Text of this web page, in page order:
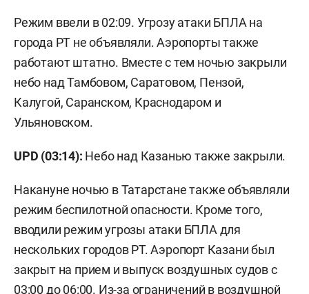
Режим ввели в 02:09. Угрозу атаки БПЛА на
города РТ не объявляли. Аэропорты также
работают штатно. Вместе с тем ночью закрыли
небо над Тамбовом, Саратовом, Пензой,
Калугой, Саранском, Краснодаром и
Ульяновском.
UPD (03:14): Небо над Казанью также закрыли.
Накануне ночью в Татарстане также объявляли
режим беспилотной опасности. Кроме того,
вводили режим угрозы атаки БПЛА для
нескольких городов РТ. Аэропорт Казани был
закрыт на прием и выпуск воздушных судов с
03:00 до 06:00. Из-за ограничений в воздушной